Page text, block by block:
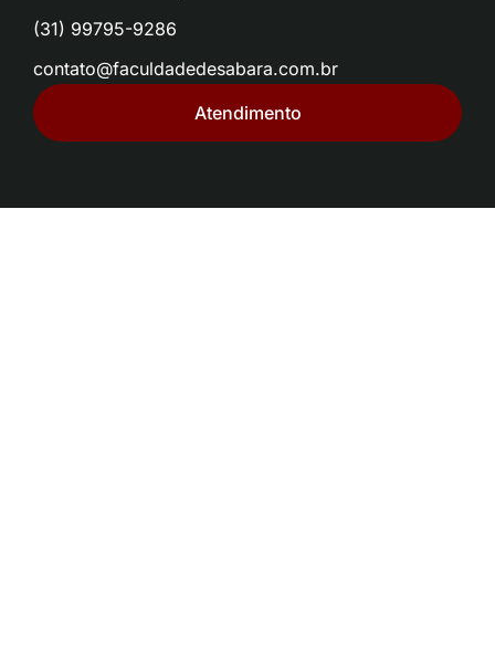
(31) 99795-9286
contato@faculdadedesabara.com.br
Atendimento